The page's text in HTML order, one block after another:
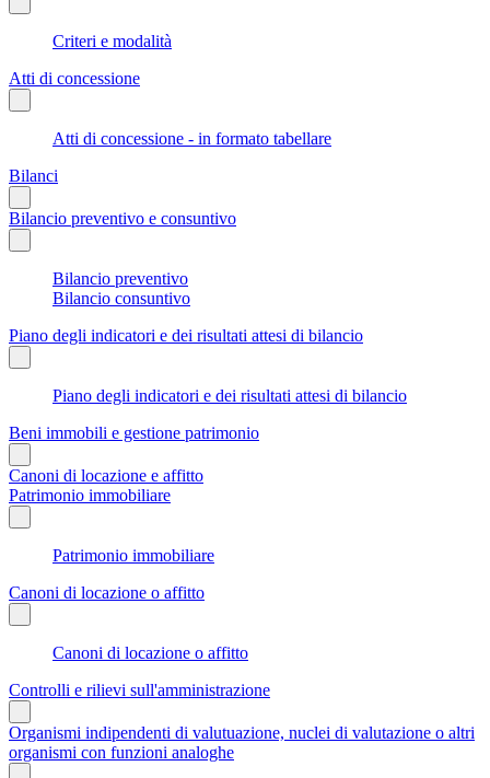
Criteri e modalità
Atti di concessione
Atti di concessione - in formato tabellare
Bilanci
Bilancio preventivo e consuntivo
Bilancio preventivo
Bilancio consuntivo
Piano degli indicatori e dei risultati attesi di bilancio
Piano degli indicatori e dei risultati attesi di bilancio
Beni immobili e gestione patrimonio
Canoni di locazione e affitto
Patrimonio immobiliare
Patrimonio immobiliare
Canoni di locazione o affitto
Canoni di locazione o affitto
Controlli e rilievi sull'amministrazione
Organismi indipendenti di valutuazione, nuclei di valutazione o altri
organismi con funzioni analoghe